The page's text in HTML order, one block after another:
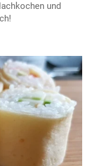
und